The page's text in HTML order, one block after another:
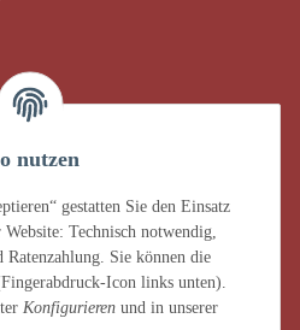
nutzen
gestatten Sie den Einsatz
Technisch notwendig,
Ratenzahlung. Sie können die
Icon links unten).
Konfigurieren und in unserer